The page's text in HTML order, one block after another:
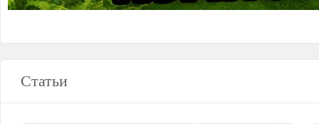
Статьи